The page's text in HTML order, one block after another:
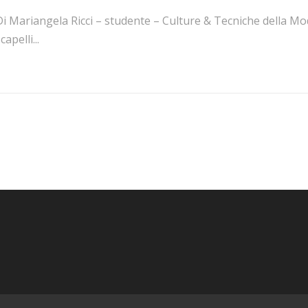
Mariangela Ricci – studente – Culture & Tecniche della